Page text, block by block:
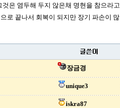
은 염두해 두지 않은채 명현을 참으라고
로 끝나서 회복이 되지만 장기 파손이 많
장금경
unique3
iskra87